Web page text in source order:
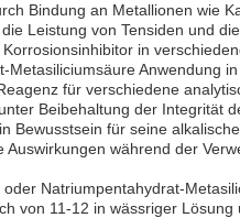
Bindung an Metallionen wie
Leistung von Tensiden und
in
Anwendung
für verschiedene
Beibehaltung der Integrität
für seine
während der
Natriumpentahydrat-
von 11-12 in wässriger